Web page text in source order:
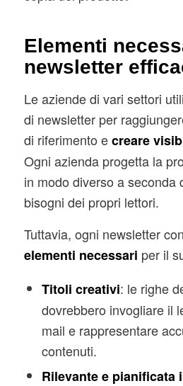
Elementi
newsletter
Le aziende di vari settori
di newsletter per
di riferimento ecreare
Ogni azienda progetta la
in modo diverso a seconda
bisogni dei propri lettori.
Tuttavia, ogni newsletter
elementi necessari per il
Titoli creativi: le righe
dovrebbero invogliare il
mail e rappresentare
contenuti.
Rilevante e pianificata